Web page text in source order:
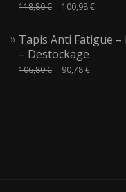
118,80€ 100,98€
Tapis Anti Fatigue –
– Destockage
106,80€ 90,78€